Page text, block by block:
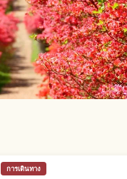
การเดินทาง